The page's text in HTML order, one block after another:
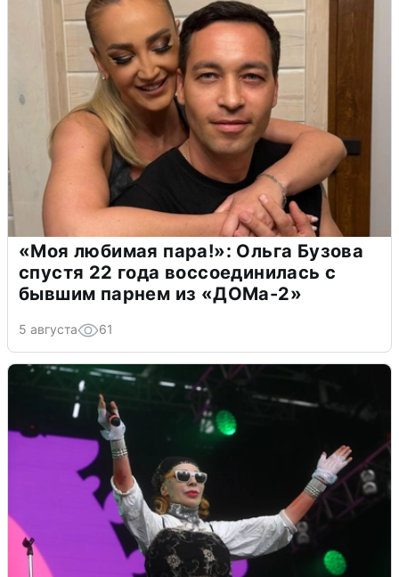
«Моя любимая пара!»: Ольга Бузова
спустя 22 года воссоединилась с
бывшим парнем из «ДОМа-2»
5 августа 61